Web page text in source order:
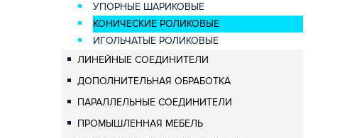
УПОРНЫЕ ШАРИКОВЫЕ
КОНИЧЕСКИЕ РОЛИКОВЫЕ
ИГОЛЬЧАТЫЕ РОЛИКОВЫЕ
ЛИНЕЙНЫЕ СОЕДИНИТЕЛИ
ДОПОЛНИТЕЛЬНАЯ ОБРАБОТКА
ПАРАЛЛЕЛЬНЫЕ СОЕДИНИТЕЛИ
ПРОМЫШЛЕННАЯ МЕБЕЛЬ